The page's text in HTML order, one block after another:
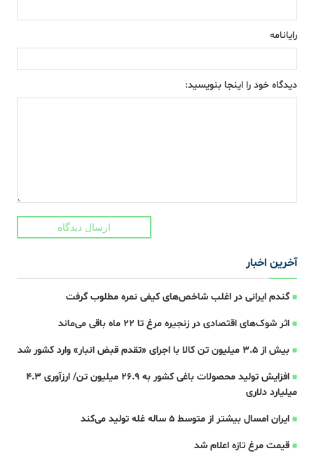
رایانامه
دیدگاه خود را اینجا بنویسید:
ارسال دیدگاه
آخرین اخبار
گندم ایرانی در اغلب شاخص‌های کیفی نمره مطلوب گرفت
اثر شوک‌های اقتصادی در زنجیره مرغ تا 22 ماه باقی می‌ماند
بیش از ۳.۵ میلیون تن کالا با اجرای «تقدم قبض انبار» وارد کشور شد
افزایش تولید محصولات باغی کشور به ۲۶.۹ میلیون تن/ ارزآوری ۴.۳
میلیارد دلاری
ایران امسال بیشتر از متوسط 5 ساله غله تولید می‌کند
قیمت مرغ تازه اعلام شد